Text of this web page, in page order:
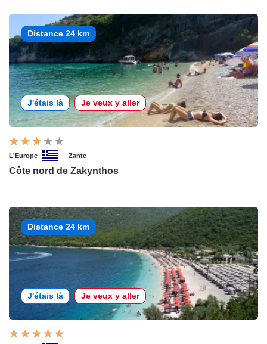
Distance 24 km
J'étais là Je veux y aller
L'Europe Zante
Côte nord de Zakynthos
Distance 24 km
J'étais là Je veux y aller